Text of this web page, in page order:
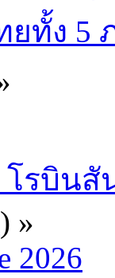
ยทั้ง 5
โรบิน
) »
2026